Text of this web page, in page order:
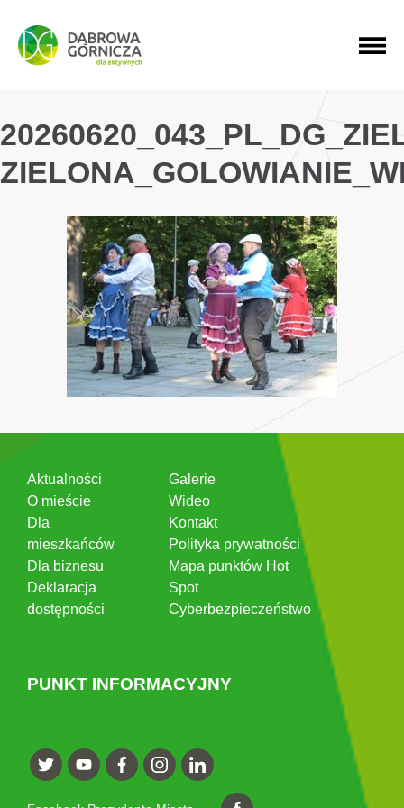
PRZEJDŹ DO MENU GŁÓWNEGO
PRZEJDŹ DO WYSZUKIWARKI
PRZEJDŹ DO TREŚCI
Aktualności
O mieście
Dla
mieszkańców
Dla biznesu
Deklaracja
dostępności
Galerie
Wideo
Kontakt
Polityka prywatności
Mapa punktów Hot
Spot
Cyberbezpieczeństwo
PUNKT INFORMACYJNY